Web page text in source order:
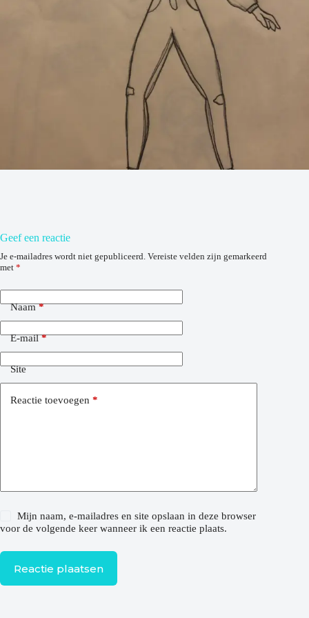
Geef een reactie
Je e-mailadres wordt niet gepubliceerd. Vereiste velden zijn gemarkeerd
met *
Naam*
E-mail*
Site
Reactie toevoegen *
Mijn naam, e-mailadres en site opslaan in deze browser
voor de volgende keer wanneer ik een reactie plaats.
Reactie plaatsen